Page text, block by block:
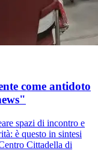
come antidoto
spazi di incontro e
è questo in sintesi
Cittadella di